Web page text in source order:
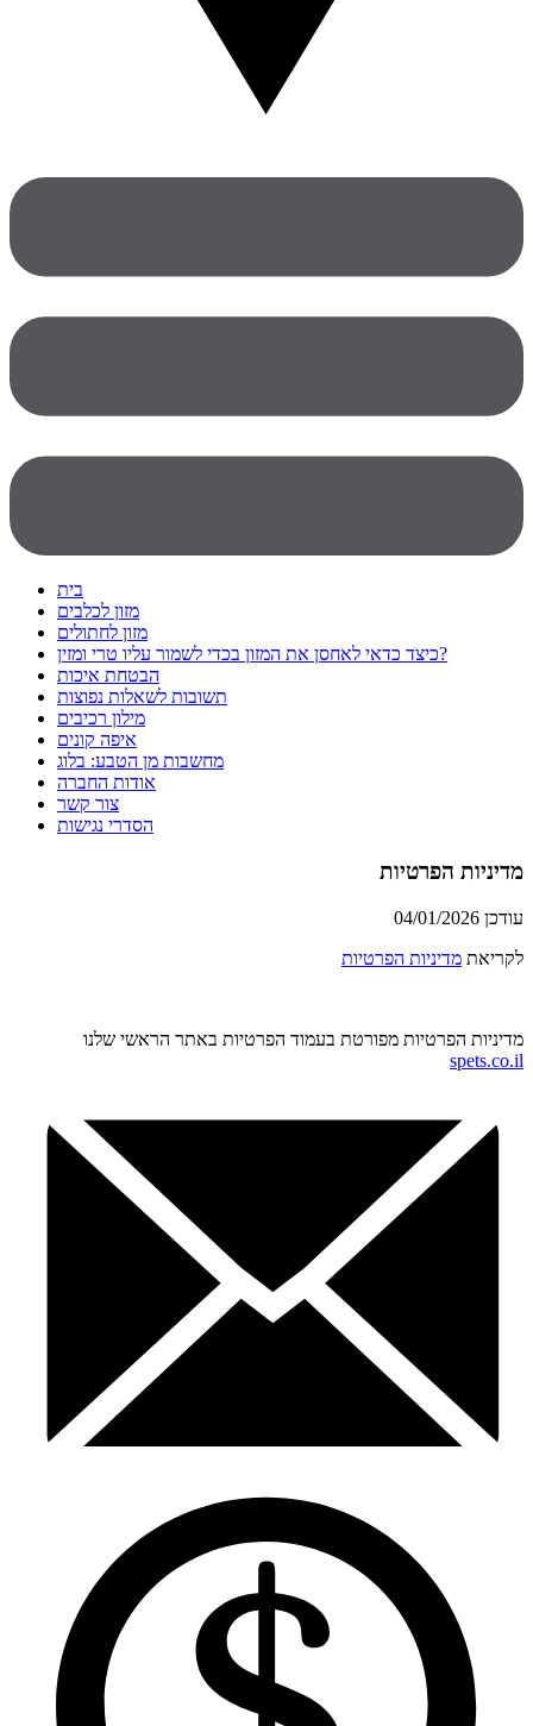
בית
מזון לכלבים
מזון לחתולים
כיצד כדאי לאחסן את המזון בכדי לשמור עליו טרי ומזין?
הבטחת איכות
תשובות לשאלות נפוצות
מילון רכיבים
איפה קונים
מחשבות מן הטבע: בלוג
אודות החברה
צור קשר
הסדרי נגישות
מדיניות הפרטיות
עודכן 04/01/2026
לקריאת מדיניות הפרטיות
מדיניות הפרטיות מפורטת בעמוד הפרטיות באתר הראשי שלנו
spets.co.il